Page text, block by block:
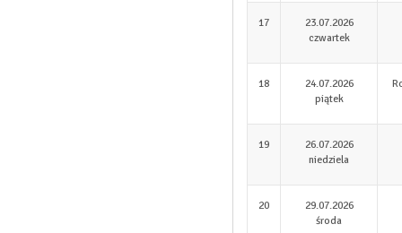
17
23.07.2026
czwartek
18
24.07.2026
piątek
19
26.07.2026
niedziela
20
29.07.2026
środa